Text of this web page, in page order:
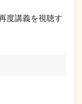
度講義を視聴す